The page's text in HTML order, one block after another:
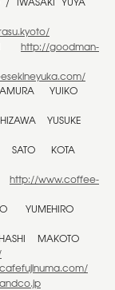
http://goodman-
YUIKO
YUSUKE
SATO KOTA
http://www.coffee-
YUMEHIRO
MAKOTO